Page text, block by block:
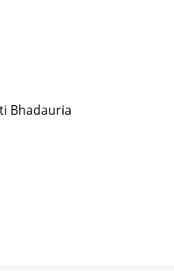
Bhadauria